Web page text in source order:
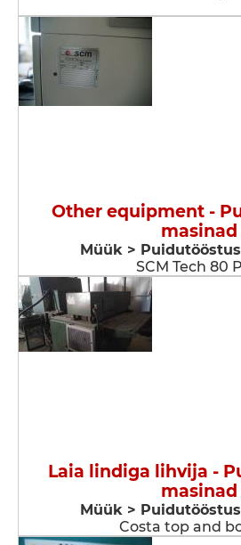
Other equipment -
masinad
Müük >
SCM Tech 80
Laia lindiga lihvija -
masinad
Müük >
Costa top and